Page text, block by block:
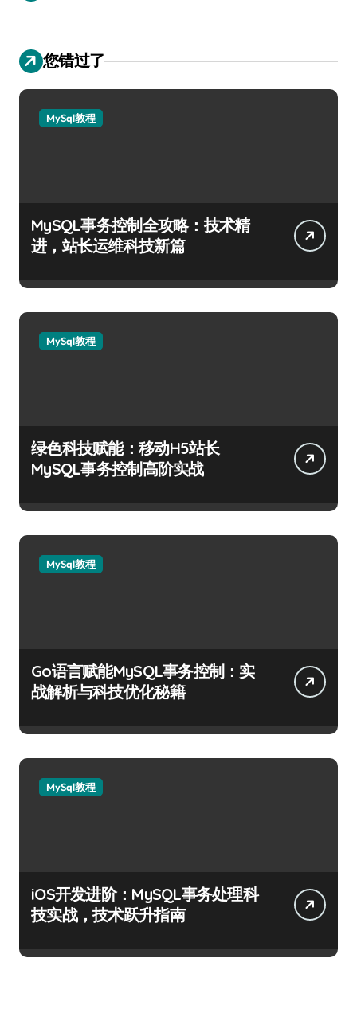
您错过了
MySql教程
MySQL事务控制全攻略：技术精
进，站长运维科技新篇
MySql教程
绿色科技赋能：移动H5站长
MySQL事务控制高阶实战
MySql教程
Go语言赋能MySQL事务控制：实
战解析与科技优化秘籍
MySql教程
iOS开发进阶：MySQL事务处理科
技实战，技术跃升指南